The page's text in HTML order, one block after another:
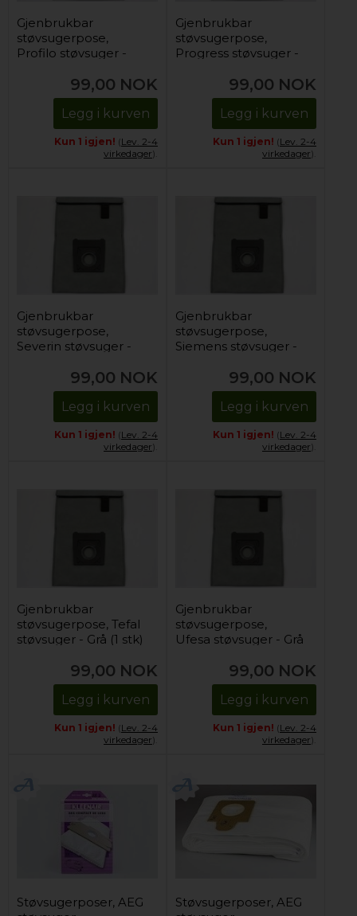
Gjenbrukbar
støvsugerpose,
Profilo støvsuger -
99,00 NOK
Legg i kurven
Kun 1 igjen! (Lev. 2-4
virkedager).
Gjenbrukbar
støvsugerpose,
Progress støvsuger -
99,00 NOK
Legg i kurven
Kun 1 igjen! (Lev. 2-4
virkedager).
Gjenbrukbar
støvsugerpose,
Severin støvsuger -
99,00 NOK
Legg i kurven
Kun 1 igjen! (Lev. 2-4
virkedager).
Gjenbrukbar
støvsugerpose,
Siemens støvsuger -
99,00 NOK
Legg i kurven
Kun 1 igjen! (Lev. 2-4
virkedager).
Gjenbrukbar
støvsugerpose, Tefal
støvsuger - Grå (1 stk)
99,00 NOK
Legg i kurven
Kun 1 igjen! (Lev. 2-4
virkedager).
Gjenbrukbar
støvsugerpose,
Ufesa støvsuger - Grå
99,00 NOK
Legg i kurven
Kun 1 igjen! (Lev. 2-4
virkedager).
Støvsugerposer, AEG
Støvsugerposer, AEG